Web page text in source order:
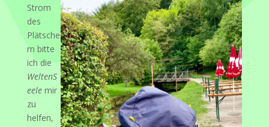
Strom
des
Plätsche
rn bitte
ich die
WeltenS
eelemir
zu
helfen,